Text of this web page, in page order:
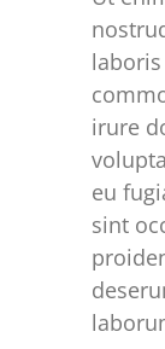
irure
eu
sint